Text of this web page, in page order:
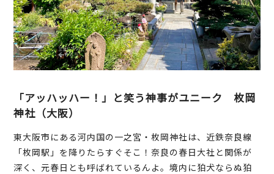
「アッハッハー！」と笑う神事がユニーク 枚岡
神社（大阪）
東大阪市にある河内国の一之宮・枚岡神社は、近鉄奈良線
「枚岡駅」を降りたらすぐそこ！奈良の春日大社と関係が
深く、元春日とも呼ばれているんよ。境内に狛犬ならぬ狛